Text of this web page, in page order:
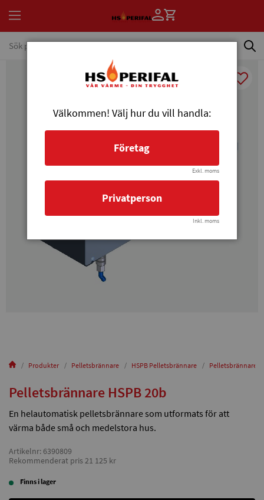
Produkter Pelletsbrännare HSPB Pelletsbrännare Pelletsbrännare
Pelletsbrännare HSPB 20b
En helautomatisk pelletsbrännare som utformats för att
värma både små och medelstora hus.
Artikelnr: 6390809
Rekommenderat pris 21 125 kr
Finns i lager
Välkommen! Välj hur du vill handla:
Företag
Exkl. moms
Privatperson
Inkl. moms